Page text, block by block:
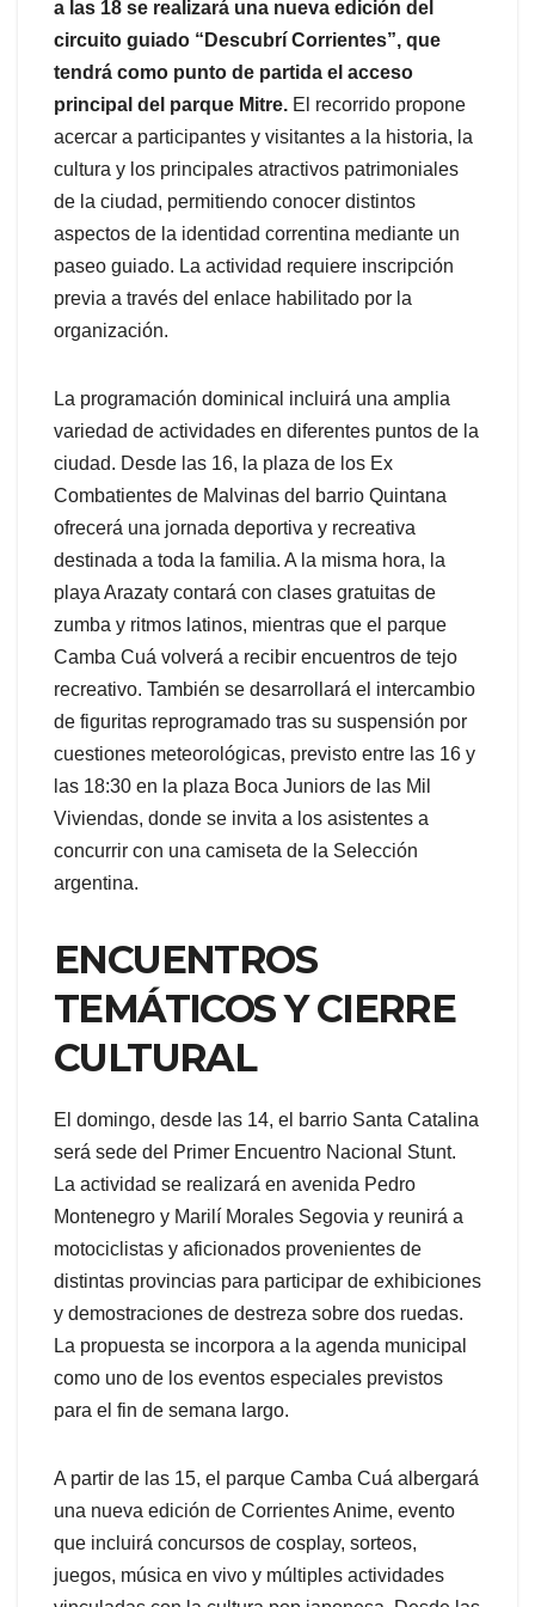
a las 18 se realizará una nueva edición del
circuito guiado “Descubrí Corrientes”, que
tendrá como punto de partida el acceso
principal del parque Mitre. El recorrido propone
acercar a participantes y visitantes a la historia, la
cultura y los principales atractivos patrimoniales
de la ciudad, permitiendo conocer distintos
aspectos de la identidad correntina mediante un
paseo guiado. La actividad requiere inscripción
previa a través del enlace habilitado por la
organización.
La programación dominical incluirá una amplia
variedad de actividades en diferentes puntos de la
ciudad. Desde las 16, la plaza de los Ex
Combatientes de Malvinas del barrio Quintana
ofrecerá una jornada deportiva y recreativa
destinada a toda la familia. A la misma hora, la
playa Arazaty contará con clases gratuitas de
zumba y ritmos latinos, mientras que el parque
Camba Cuá volverá a recibir encuentros de tejo
recreativo. También se desarrollará el intercambio
de figuritas reprogramado tras su suspensión por
cuestiones meteorológicas, previsto entre las 16 y
las 18:30 en la plaza Boca Juniors de las Mil
Viviendas, donde se invita a los asistentes a
concurrir con una camiseta de la Selección
argentina.
ENCUENTROS
TEMÁTICOS Y CIERRE
CULTURAL
El domingo, desde las 14, el barrio Santa Catalina
será sede del Primer Encuentro Nacional Stunt.
La actividad se realizará en avenida Pedro
Montenegro y Marilí Morales Segovia y reunirá a
motociclistas y aficionados provenientes de
distintas provincias para participar de exhibiciones
y demostraciones de destreza sobre dos ruedas.
La propuesta se incorpora a la agenda municipal
como uno de los eventos especiales previstos
para el fin de semana largo.
A partir de las 15, el parque Camba Cuá albergará
una nueva edición de Corrientes Anime, evento
que incluirá concursos de cosplay, sorteos,
juegos, música en vivo y múltiples actividades